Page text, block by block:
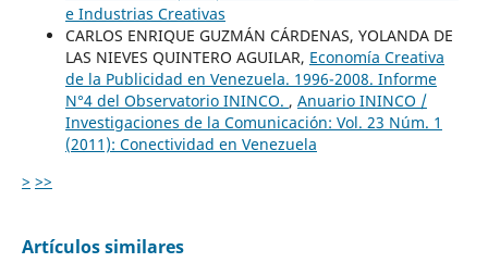
e Industrias Creativas
CARLOS ENRIQUE GUZMÁN CÁRDENAS, YOLANDA DE
LAS NIEVES QUINTERO AGUILAR, Economía Creativa
de la Publicidad en Venezuela. 1996-2008. Informe
N°4 del Observatorio ININCO. , Anuario ININCO /
Investigaciones de la Comunicación: Vol. 23 Núm. 1
(2011): Conectividad en Venezuela
> >>
Artículos similares